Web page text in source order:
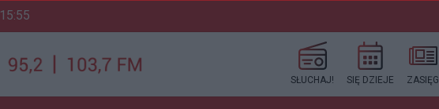
SŁUCHAJ! SIĘ DZIEJE ZASIĘG